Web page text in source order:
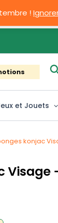
!
et Jouets
konjac